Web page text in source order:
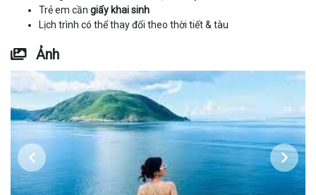
Trẻ em cần giấy khai sinh
Lịch trình có thể thay đổi theo thời tiết & tàu
Ảnh